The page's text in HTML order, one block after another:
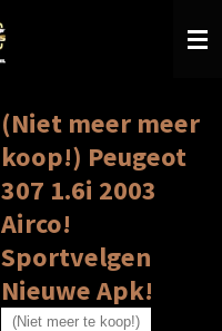
(Niet meer meer
koop!) Peugeot
307 1.6i 2003
Airco!
Sportvelgen
Nieuwe Apk!
(Niet meer te koop!)